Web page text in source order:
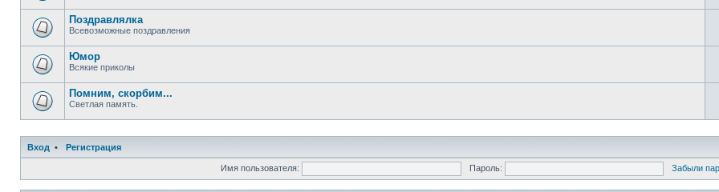
Поздравлялка
Всевозможные поздравления
Юмор
Всякие приколы
Помним, скорбим...
Светлая память.
Вход • Регистрация
Имя пользователя: Пароль: Забыли